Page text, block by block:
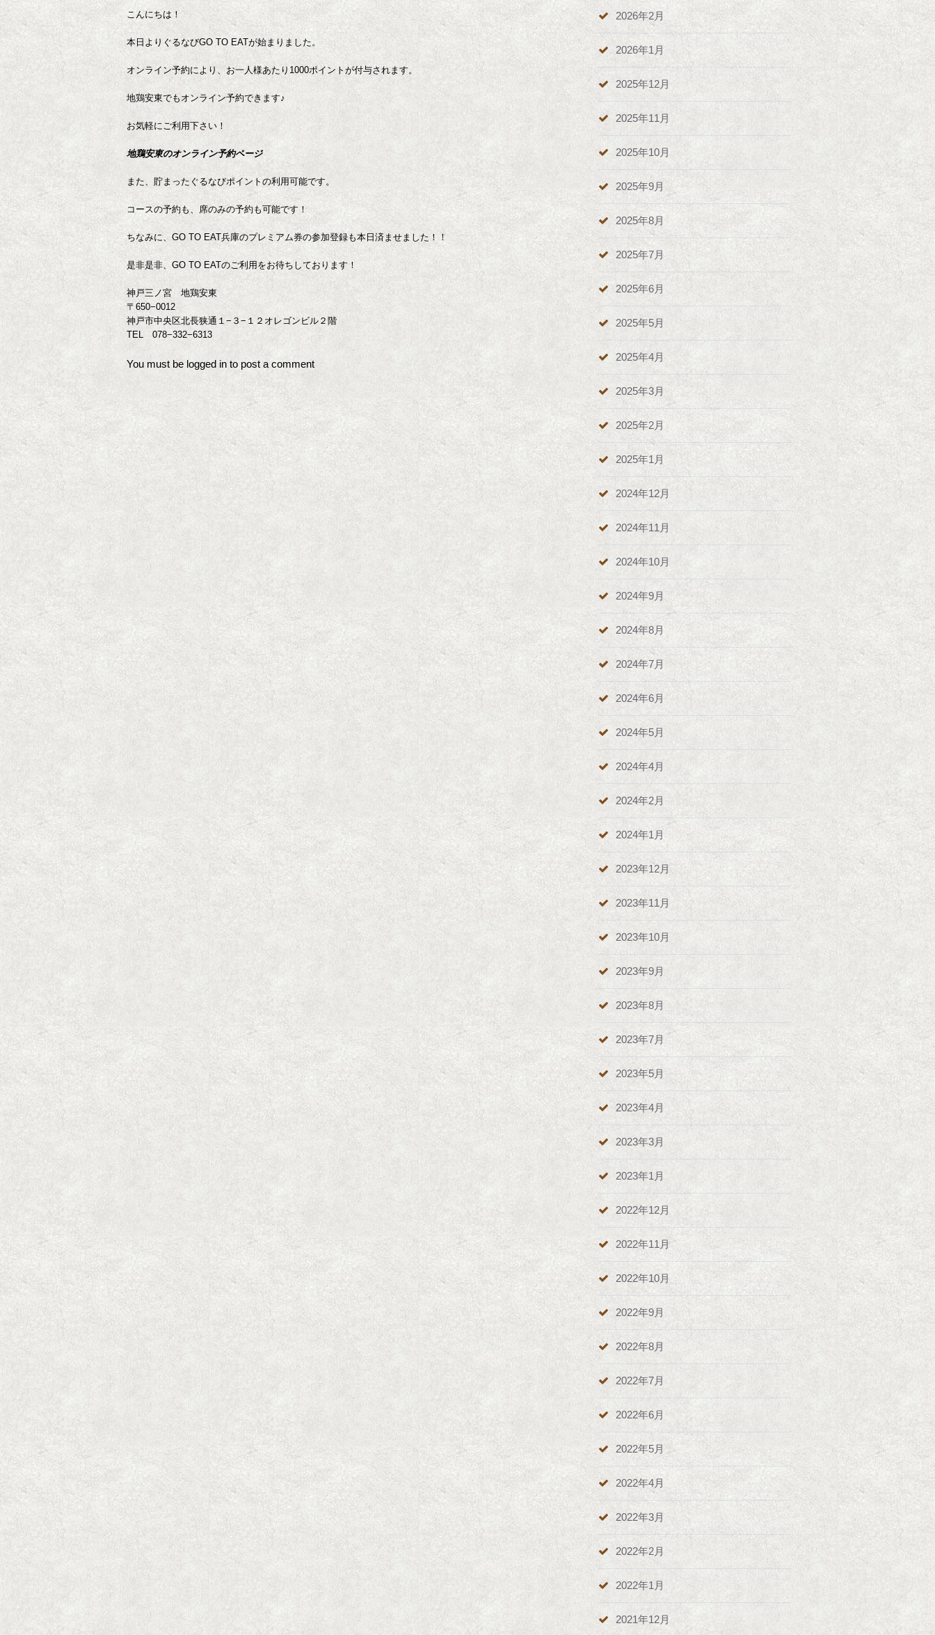
こんにちは！
本日よりぐるなびGO TO EATが始まりました。
オンライン予約により、お一人様あたり1000ポイントが付与されます。
地鶏安東でもオンライン予約できます♪
お気軽にご利用下さい！
地鶏安東のオンライン予約ページ
また、貯まったぐるなびポイントの利用可能です。
コースの予約も、席のみの予約も可能です！
ちなみに、GO TO EAT兵庫のプレミアム券の参加登録も本日済ませました！！
是非是非、GO TO EATのご利用をお待ちしております！
神戸三ノ宮 地鶏安東
〒650−0012
神戸市中央区北長狭通１−３−１２オレゴンビル２階
TEL 078−332−6313
You must be logged in to post a comment
2026年2月
2026年1月
2025年12月
2025年11月
2025年10月
2025年9月
2025年8月
2025年7月
2025年6月
2025年5月
2025年4月
2025年3月
2025年2月
2025年1月
2024年12月
2024年11月
2024年10月
2024年9月
2024年8月
2024年7月
2024年6月
2024年5月
2024年4月
2024年2月
2024年1月
2023年12月
2023年11月
2023年10月
2023年9月
2023年8月
2023年7月
2023年5月
2023年4月
2023年3月
2023年1月
2022年12月
2022年11月
2022年10月
2022年9月
2022年8月
2022年7月
2022年6月
2022年5月
2022年4月
2022年3月
2022年2月
2022年1月
2021年12月